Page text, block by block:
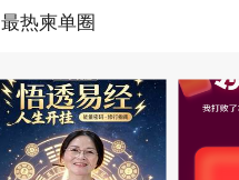
最热柬单圈